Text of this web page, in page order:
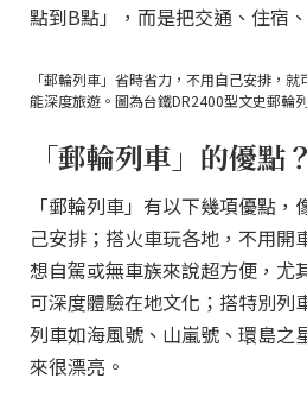
點到B點」，而是把交通、住宿
「郵輪列車」省時省力，不用自己安排，
能深度旅遊。圖為台鐵DR2400型文史郵輪
「郵輪列車」的優點？
「郵輪列車」有以下幾項優點
己安排；搭火車玩各地，不用開
想自駕或無車族來說超方便，尤
可深度體驗在地文化；搭特別列
列車如海風號、山嵐號、環島之
來很漂亮。